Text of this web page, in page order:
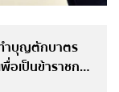
ำบุญตักบาตร
เป็นข้าราชการ
ดอกไม้ และลง